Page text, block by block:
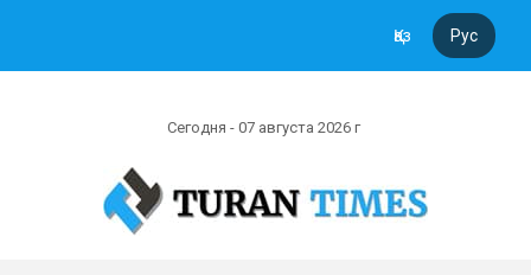
Қаз Рус
Сегодня - 07 августа 2026 г